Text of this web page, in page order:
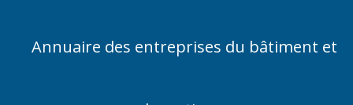
Annuaire des entreprises du bâtiment et